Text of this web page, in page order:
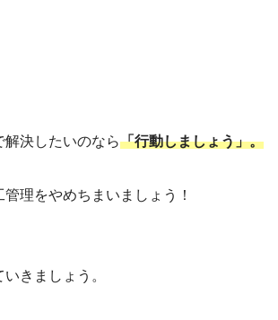
決したいのなら「行動しましょう」。
理をやめちまいましょう！
きましょう。